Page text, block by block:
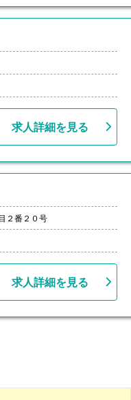
求人詳細を見る
２番２０号
求人詳細を見る